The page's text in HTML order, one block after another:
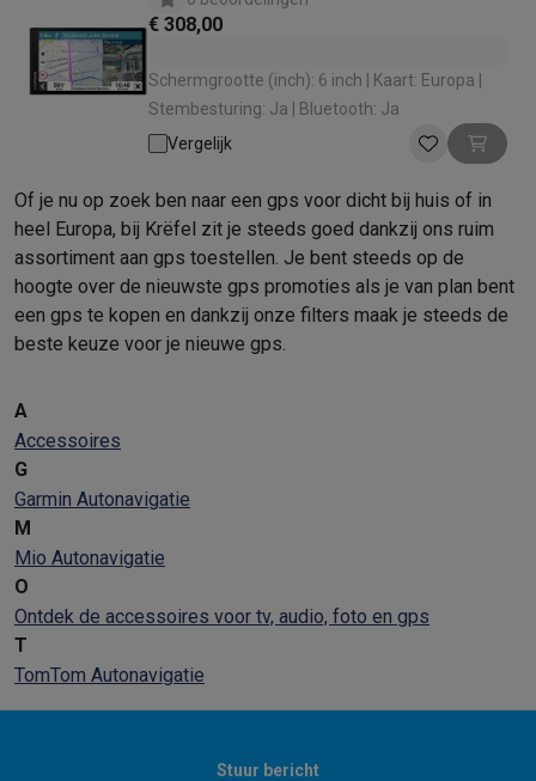
€ 308,00
Schermgrootte (inch): 6 inch | Kaart: Europa |
Stembesturing: Ja | Bluetooth: Ja
Vergelijk
Of je nu op zoek ben naar een gps voor dicht bij huis of in
heel Europa, bij Krëfel zit je steeds goed dankzij ons ruim
assortiment aan gps toestellen. Je bent steeds op de
hoogte over de nieuwste gps promoties als je van plan bent
een gps te kopen en dankzij onze filters maak je steeds de
beste keuze voor je nieuwe gps.
A
Accessoires
G
Garmin Autonavigatie
M
Mio Autonavigatie
O
Ontdek de accessoires voor tv, audio, foto en gps
T
TomTom Autonavigatie
Stuur bericht